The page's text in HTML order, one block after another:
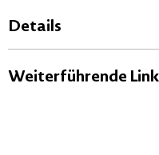
Details
Weiterführende